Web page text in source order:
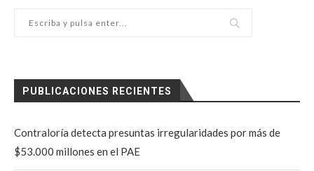
PUBLICACIONES RECIENTES
Contraloría detecta presuntas irregularidades por más de
$53.000 millones en el PAE